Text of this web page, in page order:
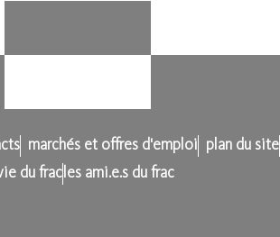
marchés et offres d'emploi
plan du site
du fracles ami.e.s du frac